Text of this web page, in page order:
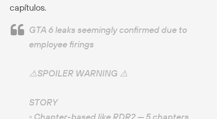
capítulos.
GTA 6 leaks seemingly confirmed due to
employee firings
⚠️SPOILER WARNING ⚠️
STORY
▫️ Chapter-based like RDR2 — 5 chapters